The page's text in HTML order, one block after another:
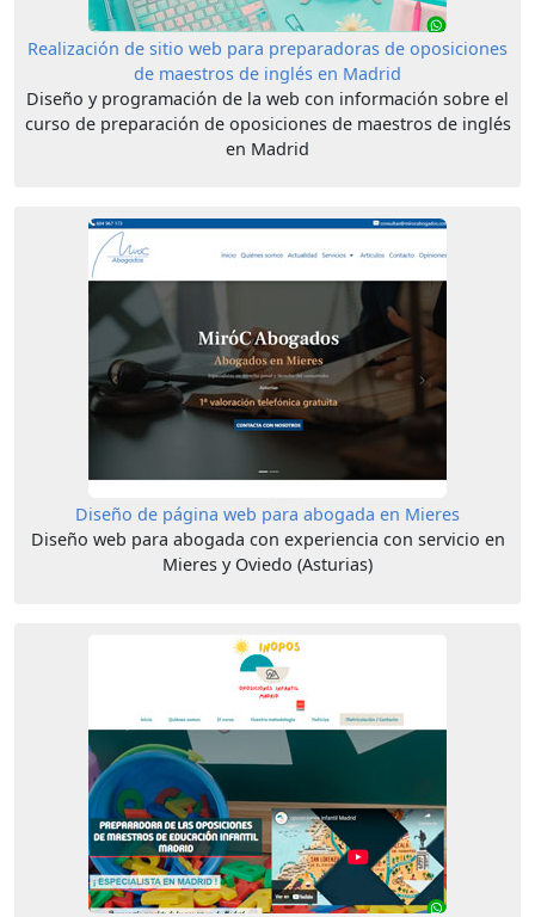
Realización de sitio web para preparadoras de oposiciones
de maestros de inglés en Madrid
Diseño y programación de la web con información sobre el
curso de preparación de oposiciones de maestros de inglés
en Madrid
Diseño de página web para abogada en Mieres
Diseño web para abogada con experiencia con servicio en
Mieres y Oviedo (Asturias)